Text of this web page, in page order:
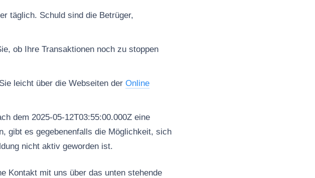
täglich. Schuld sind die Betrüger,
ob Ihre Transaktionen noch zu stoppen
leicht über die Webseiten der Online
dem 2025-05-12T03:55:00.000Z eine
gibt es gegebenenfalls die Möglichkeit, sich
nicht aktiv geworden ist.
Kontakt mit uns über das unten stehende